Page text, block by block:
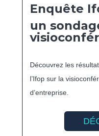
Enquête
un
Découvrez les
l’Ifop sur la
d’entreprise.